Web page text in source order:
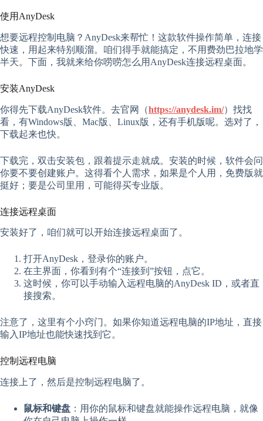
使用AnyDesk
想要远程控制电脑？AnyDesk来帮忙！这款软件操作简单，连接
快速，用起来特别顺溜。咱们得手就能搞定，不用费劲巴拉地学
半天。下面，我就来给你唠唠怎么用AnyDesk连接远程桌面。
安装AnyDesk
你得先下载AnyDesk软件。去官网（https://anydesk.im/）找找
看，有Windows版、Mac版、Linux版，还有手机版呢。选对了，
下载起来也快。
下载完，双击安装包，跟着提示走就成。安装的时候，软件会问
你要不要创建账户。这得看个人需求，如果是个人用，免费版就
挺好；要是公司里用，可能得买专业版。
连接远程桌面
安装好了，咱们就可以开始连接远程桌面了。
打开AnyDesk，登录你的账户。
在主界面，你看到有个“连接到”按钮，点它。
这时候，你可以手动输入远程电脑的AnyDesk ID，或者直
接搜索。
注意了，这里有个小窍门。如果你知道远程电脑的IP地址，直接
输入IP地址也能快速找到它。
控制远程电脑
连接上了，然后是控制远程电脑了。
鼠标和键盘 ：用你的鼠标和键盘就能操作远程电脑，就像